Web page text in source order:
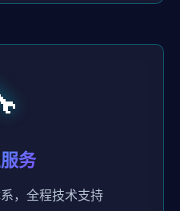
务
，全程技术支持